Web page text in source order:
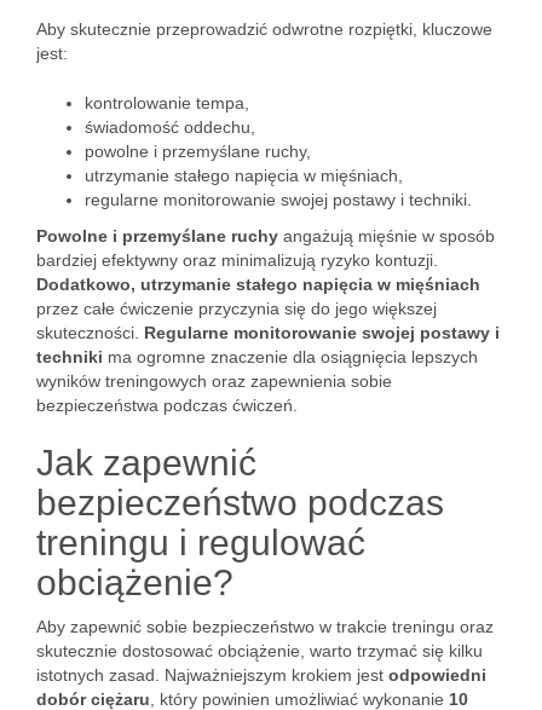
Aby skutecznie przeprowadzić odwrotne rozpiętki, kluczowe
jest:
kontrolowanie tempa,
świadomość oddechu,
powolne i przemyślane ruchy,
utrzymanie stałego napięcia w mięśniach,
regularne monitorowanie swojej postawy i techniki.
Powolne i przemyślane ruchy angażują mięśnie w sposób
bardziej efektywny oraz minimalizują ryzyko kontuzji.
Dodatkowo, utrzymanie stałego napięcia w mięśniach
przez całe ćwiczenie przyczynia się do jego większej
skuteczności. Regularne monitorowanie swojej postawy i
techniki ma ogromne znaczenie dla osiągnięcia lepszych
wyników treningowych oraz zapewnienia sobie
bezpieczeństwa podczas ćwiczeń.
Jak zapewnić
bezpieczeństwo podczas
treningu i regulować
obciążenie?
Aby zapewnić sobie bezpieczeństwo w trakcie treningu oraz
skutecznie dostosować obciążenie, warto trzymać się kilku
istotnych zasad. Najważniejszym krokiem jest odpowiedni
dobór ciężaru , który powinien umożliwiać wykonanie 10